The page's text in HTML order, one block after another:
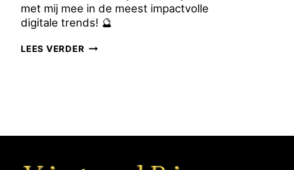
met mij mee in de meest impactvolle
digitale trends! 🔮
LEES VERDER DIGITALE